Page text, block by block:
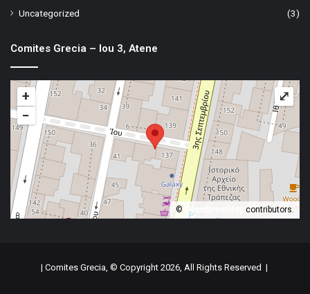
Uncategorized
(3)
Comites Grecia – Iou 3, Atene
+
−
© OpenStreetMap contributors.
⤢
| Comites Grecia, © Copyright 2026, All Rights Reserved |